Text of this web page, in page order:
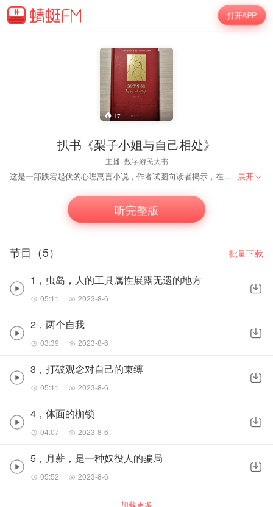
打开APP
17
扒书《梨子小姐与自己相处》
主播: 数字游民大书
这是一部跌宕起伏的心理寓言小说，作者试图向读者揭示，在经济增长放缓，竞争日趋激烈的社会环境下，如何摆脱令人疲惫不堪的精神内耗，找到与自己的相处之道。我读完之后，收获不仅仅是这些，书中绝妙的语言对人生各个不同侧面的描述得非常精彩。 展开
听完整版
节目（5） 批量下载
1，虫岛，人的工具属性展露无遗的地方
05:11 2023-8-6
2，两个自我
03:39 2023-8-6
3，打破观念对自己的束缚
05:11 2023-8-6
4，体面的枷锁
04:07 2023-8-6
5，月薪，是一种奴役人的骗局
05:52 2023-8-6
加载更多